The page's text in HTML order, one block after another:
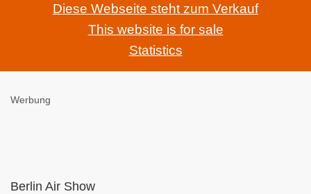
Diese Webseite steht zum Verkauf
This website is for sale
Statistics
Werbung
Berlin Air Show